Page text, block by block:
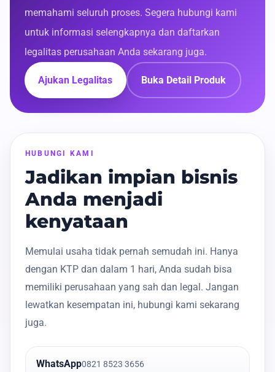
memahami seluruh proses. Segera hubungi kami
untuk informasi selengkapnya dan daftarkan
legalitas perusahaan Anda sekarang juga.
Ajukan Legalitas Buka Detail Produk
HUBUNGI KAMI
Jadikan impian bisnis
Anda menjadi
kenyataan
Memulai usaha tidak pernah semudah ini. Hanya
dengan KTP dan dalam 1 hari, Anda sudah bisa
memiliki perusahaan yang sah dan legal. Jangan
lewatkan kesempatan ini, hubungi kami sekarang
juga.
WhatsApp0821 8523 3656